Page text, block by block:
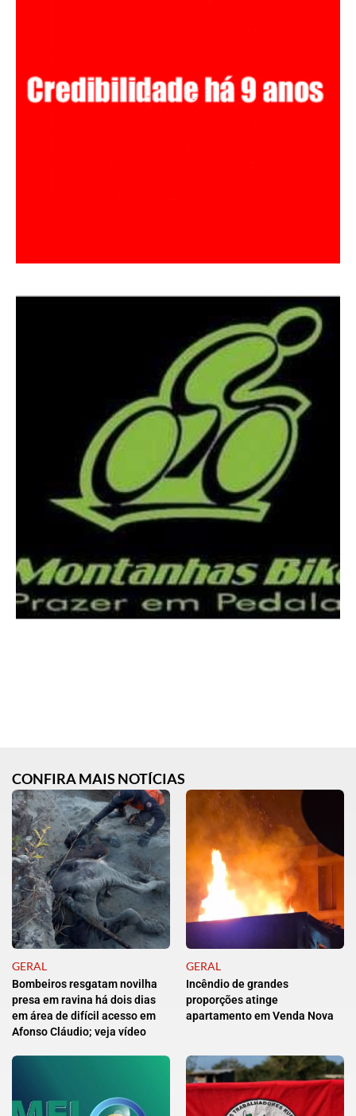
CONFIRA MAIS NOTÍCIAS
GERAL
Bombeiros resgatam novilha
presa em ravina há dois dias
em área de difícil acesso em
Afonso Cláudio; veja vídeo
GERAL
Incêndio de grandes
proporções atinge
apartamento em Venda Nova